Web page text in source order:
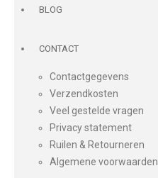
BLOG
CONTACT
Contactgegevens
Verzendkosten
Veel gestelde vragen
Privacy statement
Ruilen & Retourneren
Algemene voorwaarden